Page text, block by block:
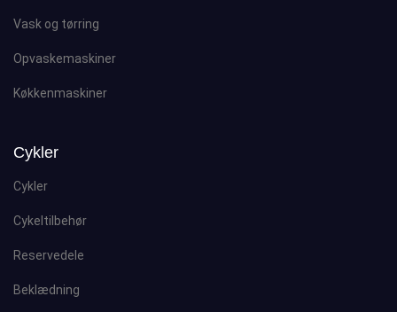
Vask og tørring
Opvaskemaskiner
Køkkenmaskiner
Cykler
Cykler
Cykeltilbehør
Reservedele
Beklædning